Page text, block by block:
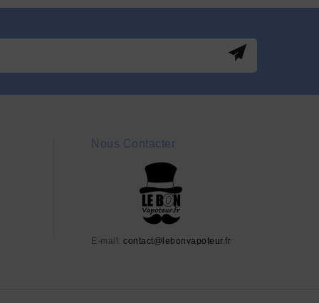
Nous Contacter
E-mail: contact@lebonvapoteur.fr